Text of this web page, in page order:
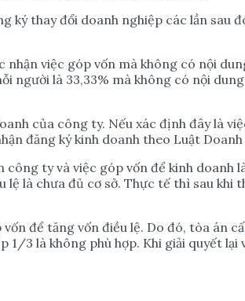
thay đổi doanh nghiệp các lần sau
việc góp vốn mà không có nội
người là 33,33% mà không có nội
của công ty. Nếu xác định đây là
đăng ký kinh doanh theo Luật
ty và việc góp vốn để kinh doanh
là chưa đủ cơ sở. Thực tế thì sau khi
để tăng vốn điều lệ. Do đó, tòa án
3 là không phù hợp. Khi giải quyết